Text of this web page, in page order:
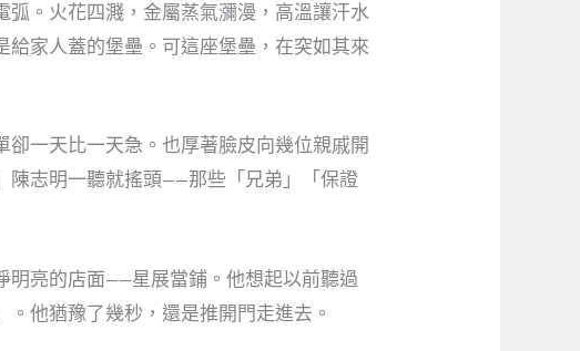
。火花四濺，金屬蒸氣瀰漫，高溫讓汗水
家人蓋的堡壘。可這座堡壘，在突如其來
一天比一天急。也厚著臉皮向幾位親戚開
陳志明一聽就搖頭——那些「兄弟」「保證
明亮的店面——星展當鋪。他想起以前聽過
他猶豫了幾秒，還是推開門走進去。